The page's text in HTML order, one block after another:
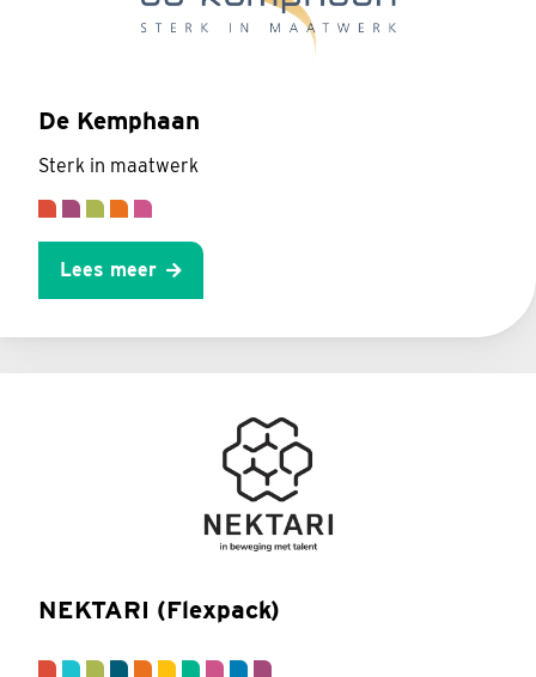
De Kemphaan
Sterk in maatwerk
Lees meer
NEKTARI (Flexpack)